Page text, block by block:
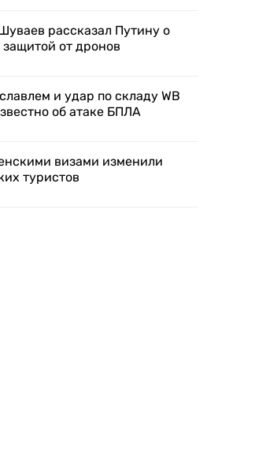
рассказал Путину о
от дронов
и удар по складу WB
об атаке БПЛА
визами изменили
туристов